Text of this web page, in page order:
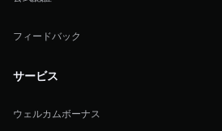
フィードバック
サービス
ウェルカムボーナス